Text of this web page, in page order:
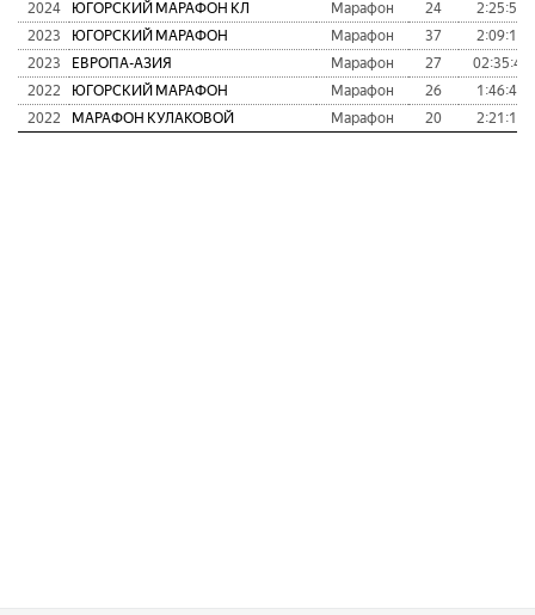
2024 ЮГОРСКИЙ МАРАФОН КЛ Марафон 24
2:25:54
2023
ЮГОРСКИЙ МАРАФОН Марафон 37
2:09:18
2023
ЕВРОПА-АЗИЯ Марафон 27
02:35:48
2022
ЮГОРСКИЙ МАРАФОН Марафон 26
1:46:47
2022
МАРАФОН КУЛАКОВОЙ Марафон 20 2:21:18